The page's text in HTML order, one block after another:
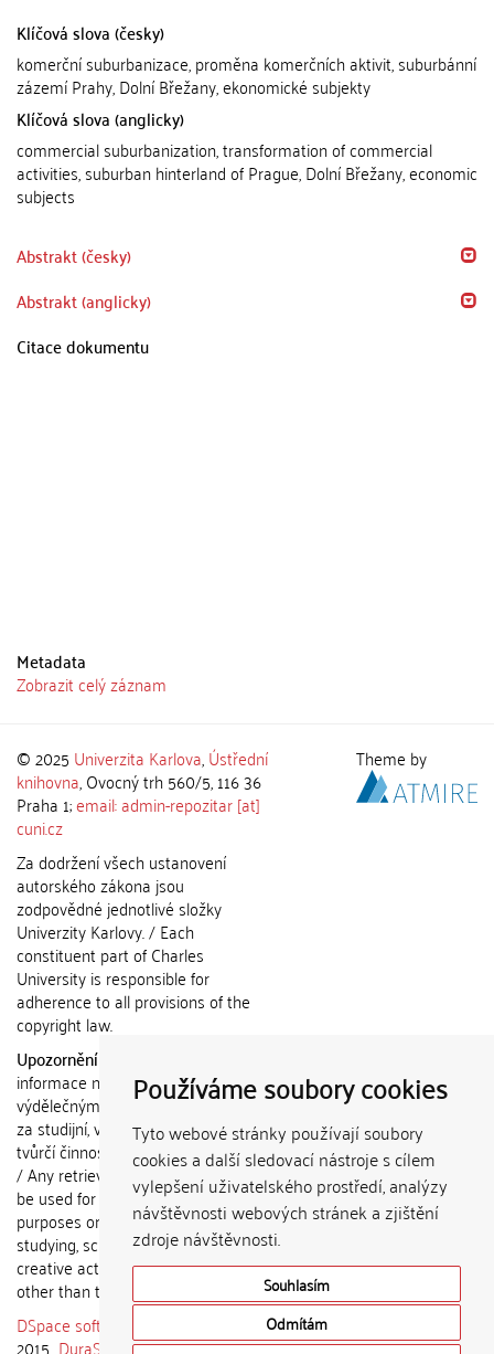
Používáme soubory cookies
Tyto webové stránky používají soubory
cookies a další sledovací nástroje s cílem
vylepšení uživatelského prostředí, analýzy
návštěvnosti webových stránek a zjištění
zdroje návštěvnosti.
Souhlasím
Odmítám
Klíčová slova (česky)
komerční suburbanizace, proměna komerčních aktivit, suburbánní
zázemí Prahy, Dolní Břežany, ekonomické subjekty
Klíčová slova (anglicky)
commercial suburbanization, transformation of commercial
activities, suburban hinterland of Prague, Dolní Břežany, economic
subjects
Abstrakt (česky)
Abstrakt (anglicky)
Citace dokumentu
Metadata
Zobrazit celý záznam
© 2025 Univerzita Karlova,Ústřední
knihovna, Ovocný trh 560/5, 116 36
Praha 1;email: admin-repozitar [at]
cuni.cz
Za dodržení všech ustanovení
autorského zákona jsou
zodpovědné jednotlivé složky
Univerzity Karlovy. / Each
constituent part of Charles
University is responsible for
adherence to all provisions of the
copyright law.
Upozornění / Notice:
informace nemohou být použity k
výdělečným účelům nebo vydávány
za studijní, vědeckou nebo jinou
tvůrčí činnost jiné osoby než autora.
/ Any retrieved information shall not
be used for any commercial
purposes or claimed as results of
studying, scientific or any other
creative activities of any person
other than the author.
DSpace software
copyright © 2002-
2015 DuraSpace
Theme by